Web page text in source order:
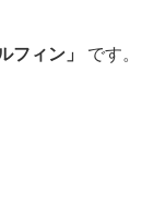
フィン」
です。